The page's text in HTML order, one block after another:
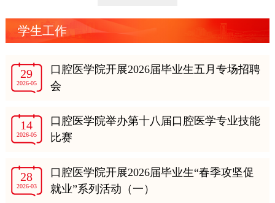
学生工作
29
2026-05
口腔医学院开展2026届毕业生五月专场招聘
会
14
2026-05
口腔医学院举办第十八届口腔医学专业技能
比赛
28
2026-03
口腔医学院开展2026届毕业生“春季攻坚促
就业”系列活动（一）